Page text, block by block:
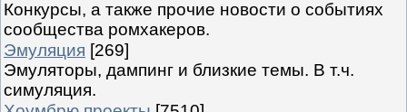
Конкурсы, а также прочие новости о событиях
сообщества ромхакеров.
Эмуляция [269]
Эмуляторы, дампинг и близкие темы. В т.ч.
симуляция.